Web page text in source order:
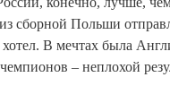
сборной Польши
хотел. В мечтах была
– неплохой